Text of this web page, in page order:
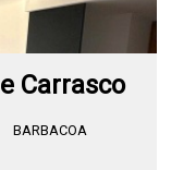
Carrasco
BARBACOA